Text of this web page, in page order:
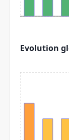
Evolution